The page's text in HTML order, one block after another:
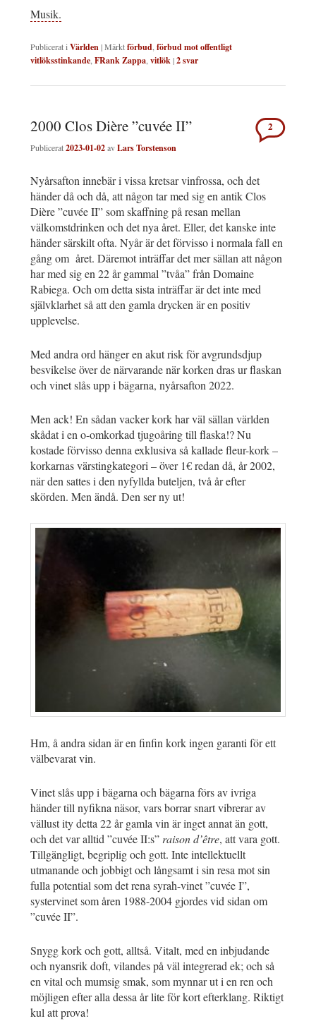
Musik.
Publicerat i Världen|Märktförbud förbud mot offentligt
vitlöksstinkande FRank Zappa vitlök|2svar
2000 Clos Dière ”cuvée II”
Publicerat2023-01-02avLars Torstenson
2
Nyårsafton innebär i vissa kretsar vinfrossa, och det
händer då och då, att någon tar med sig en antik Clos
Dière ”cuvée II” som skaffning på resan mellan
välkomstdrinken och det nya året. Eller, det kanske inte
händer särskilt ofta. Nyår är det förvisso i normala fall en
gång om året. Däremot inträffar det mer sällan att någon
har med sig en 22 år gammal ”tvåa” från Domaine
Rabiega. Och om detta sista inträffar är det inte med
självklarhet så att den gamla drycken är en positiv
upplevelse.
Med andra ord hänger en akut risk för avgrundsdjup
besvikelse över de närvarande när korken dras ur flaskan
och vinet slås upp i bägarna, nyårsafton 2022.
Men ack! En sådan vacker kork har väl sällan världen
skådat i en o-omkorkad tjugoåring till flaska!? Nu
kostade förvisso denna exklusiva så kallade fleur-kork –
korkarnas värstingkategori – över 1€ redan då, år 2002,
när den sattes i den nyfyllda buteljen, två år efter
skörden. Men ändå. Den ser ny ut!
Hm, å andra sidan är en finfin kork ingen garanti för ett
välbevarat vin.
Vinet slås upp i bägarna och bägarna förs av ivriga
händer till nyfikna näsor, vars borrar snart vibrerar av
vällust ity detta 22 år gamla vin är inget annat än gott,
och det var alltid ”cuvée II:s” raison d’être, att vara gott.
Tillgängligt, begriplig och gott. Inte intellektuellt
utmanande och jobbigt och långsamt i sin resa mot sin
fulla potential som det rena syrah-vinet ”cuvée I”,
systervinet som åren 1988-2004 gjordes vid sidan om
”cuvée II”.
Snygg kork och gott, alltså. Vitalt, med en inbjudande
och nyansrik doft, vilandes på väl integrerad ek; och så
en vital och mumsig smak, som mynnar ut i en ren och
möjligen efter alla dessa år lite för kort efterklang. Riktigt
kul att prova!